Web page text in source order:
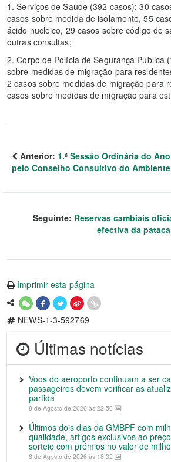
1. Serviços de Saúde (392 casos): 30
casos sobre medida de isolamento, 55
ácido nucleico, 29 casos sobre código de
outras consultas;
2. Corpo de Polícia de Segurança Pública
sobre medidas de migração para
2 casos sobre medidas de migração para
casos sobre medidas de migração para
Anterior: 1.ª Sessão Ordinária do
pelo Conselho Consultivo do Ambiente
Seguinte: Reservas cambiais
efectiva da
Imprimir esta página
NEWS-1-3-592769
Últimas notícias
Voos do aeroporto continuam a ser
passageiros devem verificar as
partida
8 de Agosto de 2026 às 22:56
Últimos dois dias da GMBPF com
qualidade, artigos exclusivos ao
sorteio com prémios no valor de
8 de Agosto de 2026 às 18:32